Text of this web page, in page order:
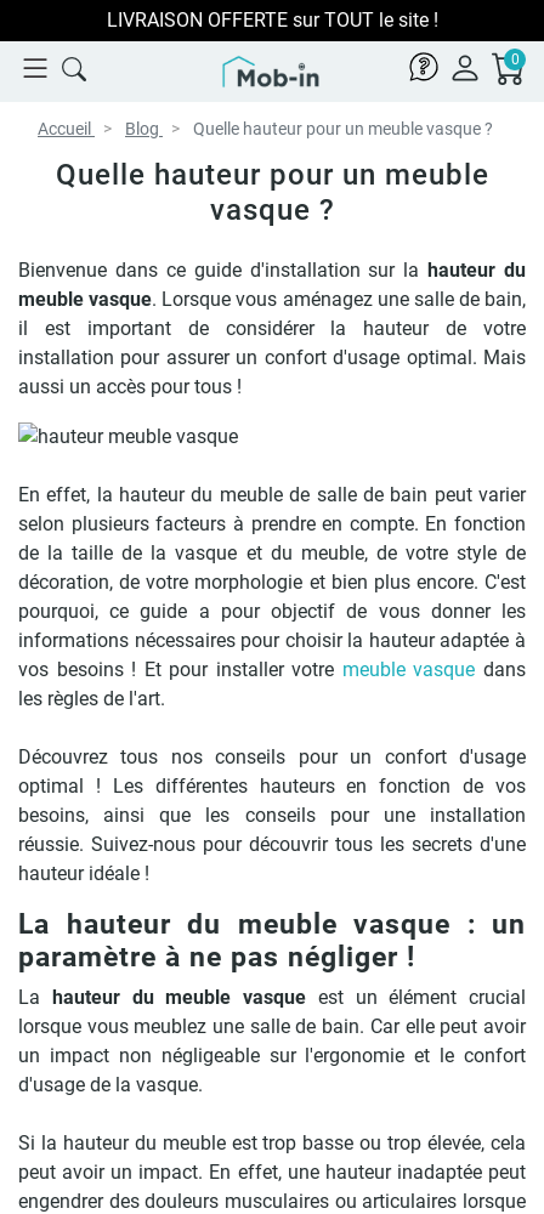
LIVRAISON OFFERTE sur TOUT le site !
0
Accueil Blog Quelle hauteur pour un meuble vasque ?
Quelle hauteur pour un meuble
vasque ?
Bienvenue dans ce guide d'installation sur lahauteur du
meuble vasque. Lorsque vous aménagez une salle de bain,
il est important de considérer la hauteur de votre
installation pour assurer un confort d'usage optimal. Mais
aussi un accès pour tous !
En effet, la hauteur du meuble de salle de bain peut varier
selon plusieurs facteurs à prendre en compte. En fonction
de la taille de la vasque et du meuble, de votre style de
décoration, de votre morphologie et bien plus encore. C'est
pourquoi, ce guide a pour objectif de vous donner les
informations nécessaires pour choisir la hauteur adaptée à
vos besoins ! Et pour installer votre meuble vasque dans
les règles de l'art.
Découvrez tous nos conseils pour un confort d'usage
optimal ! Les différentes hauteurs en fonction de vos
besoins, ainsi que les conseils pour une installation
réussie. Suivez-nous pour découvrir tous les secrets d'une
hauteur idéale !
La hauteur du meuble vasque : un
paramètre à ne pas négliger !
La hauteur du meuble vasque est un élément crucial
lorsque vous meublez une salle de bain. Car elle peut avoir
un impact non négligeable sur l'ergonomie et le confort
d'usage de la vasque.
Si la hauteur du meuble est trop basse ou trop élevée, cela
peut avoir un impact. En effet, une hauteur inadaptée peut
engendrer des douleurs musculaires ou articulaires lorsque